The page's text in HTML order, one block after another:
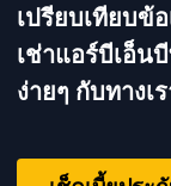
เปรียบเทียบข้
เช่าแอร์บีเอ็
ง่ายๆ กับทางเ